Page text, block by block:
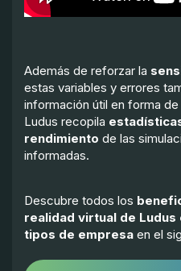
Además de reforzar la
estas variables y errores
información útil en forma de
Ludus recopila
rendimiento de las
informadas.
Descubre todos los
realidad virtual de
tipos de empresa en el